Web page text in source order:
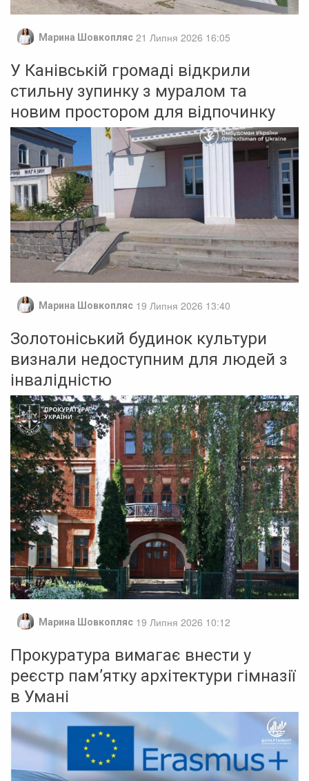
Марина Шовкопляс 21 Липня 2026 16:05
У Канівській громаді відкрили
стильну зупинку з муралом та
новим простором для відпочинку
Марина Шовкопляс 19 Липня 2026 13:40
Золотоніський будинок культури
визнали недоступним для людей з
інвалідністю
Марина Шовкопляс 19 Липня 2026 10:12
Прокуратура вимагає внести у
реєстр пам’ятку архітектури гімназії
в Умані